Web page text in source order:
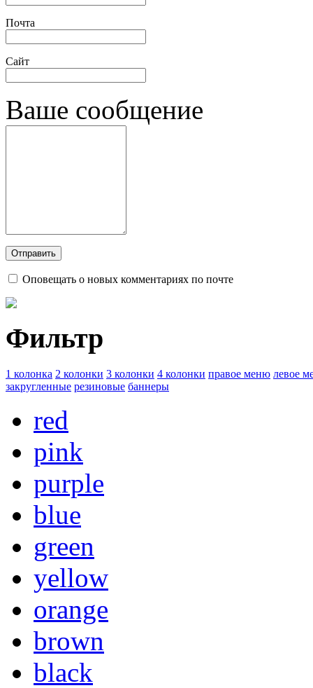
Почта
Сайт
Ваше сообщение
Оповещать о новых комментариях по почте
Фильтр
1 колонка 2 колонки 3 колонки 4 колонки правое меню левое
закругленные резиновые баннеры
red
pink
purple
blue
green
yellow
orange
brown
black